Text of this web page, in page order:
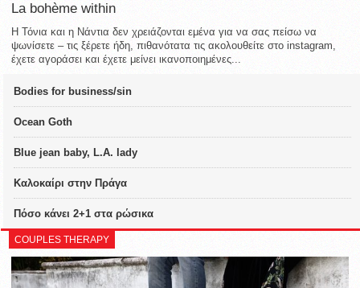
La bohème within
Η Τόνια και η Νάντια δεν χρειάζονται εμένα για να σας πείσω να
ψωνίσετε – τις ξέρετε ήδη, πιθανότατα τις ακολουθείτε στο instagram,
έχετε αγοράσει και έχετε μείνει ικανοποιημένες...
Bodies for business/sin
Ocean Goth
Blue jean baby, L.A. lady
Καλοκαίρι στην Πράγα
Πόσο κάνει 2+1 στα ρώσικα
COUPLES THERAPY